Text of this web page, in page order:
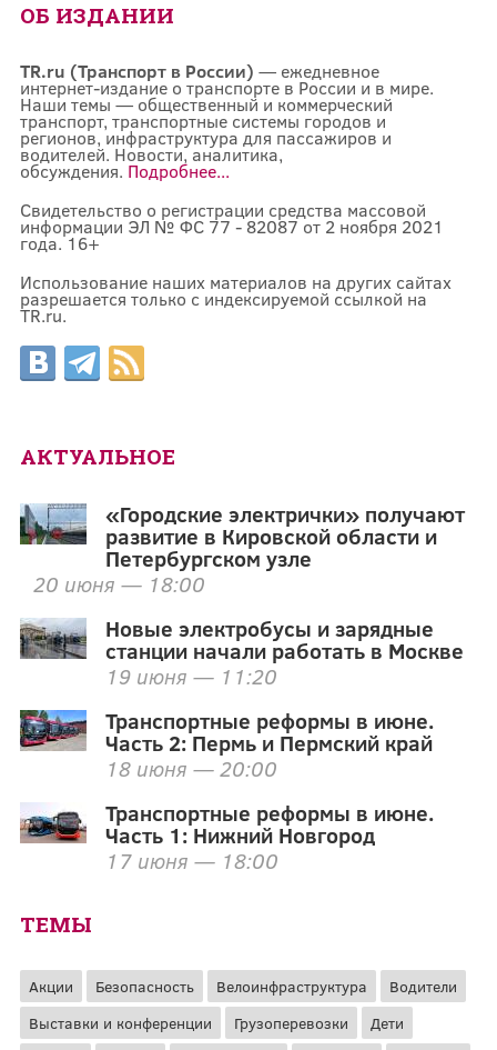
ОБ ИЗДАНИИ
TR.ru (Транспорт в России) — ежедневное
интернет-издание о транспорте в России и в мире.
Наши темы — общественный и коммерческий
транспорт, транспортные системы городов и
регионов, инфраструктура для пассажиров и
водителей. Новости, аналитика,
обсуждения. Подробнее...
Свидетельство о регистрации средства массовой
информации ЭЛ № ФС 77 - 82087 от 2 ноября 2021
года. 16+
Использование наших материалов на других сайтах
разрешается только с индексируемой ссылкой на
TR.ru.
АКТУАЛЬНОЕ
«Городские электрички» получают
развитие в Кировской области и
Петербургском узле
20 июня — 18:00
Новые электробусы и зарядные
станции начали работать в Москве
19 июня — 11:20
Транспортные реформы в июне.
Часть 2: Пермь и Пермский край
18 июня — 20:00
Транспортные реформы в июне.
Часть 1: Нижний Новгород
17 июня — 18:00
ТЕМЫ
Акции Безопасность Велоинфраструктура
Водители
Выставки и конференции
Грузоперевозки
Дети